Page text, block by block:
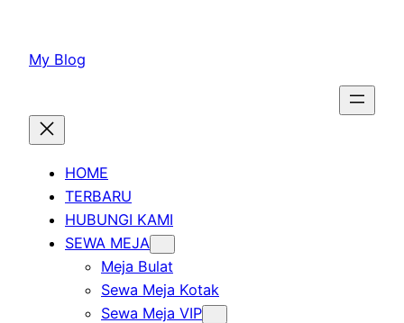
konten
My Blog
HOME
TERBARU
HUBUNGI KAMI
SEWA MEJA
Meja Bulat
Sewa Meja Kotak
Sewa Meja VIP